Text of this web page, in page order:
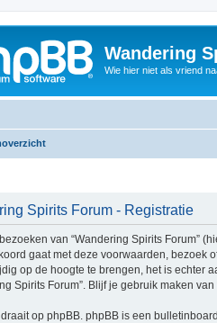
Wandering
Wie hier niet als vriend
Spirits Forum - Registratie
van “Wandering Spirits Forum”
gaat met deze voorwaarden, bezoek
op de hoogte te brengen, het is echter
Spirits Forum”. Blijf je gebruik maken
draait op phpBB. phpBB is een